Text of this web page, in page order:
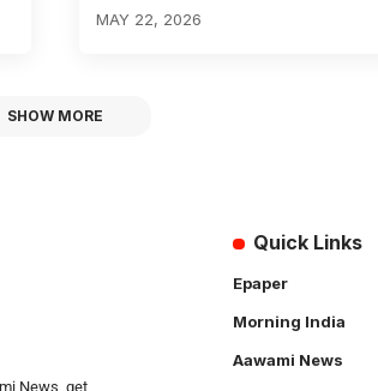
MAY 22, 2026
SHOW MORE
News, get
Quick Links
Epaper
Morning India
Aawami News